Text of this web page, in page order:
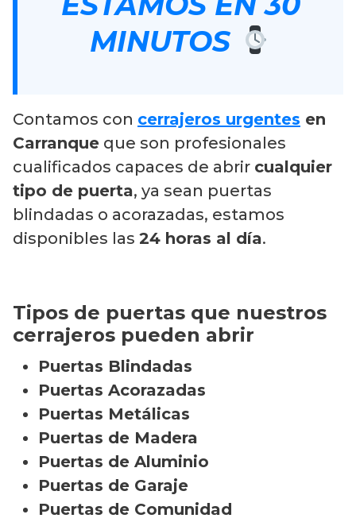
MINUTOS
Contamos con cerrajeros urgentes en
Carranque que son profesionales
cualificados capaces de abrir cualquier
tipo de puerta, ya sean puertas
blindadas o acorazadas, estamos
disponibles las 24 horas al día.
Tipos de puertas que nuestros
cerrajeros pueden abrir
Puertas Blindadas
Puertas Acorazadas
Puertas Metálicas
Puertas de Madera
Puertas de Aluminio
Puertas de Garaje
Puertas de Comunidad